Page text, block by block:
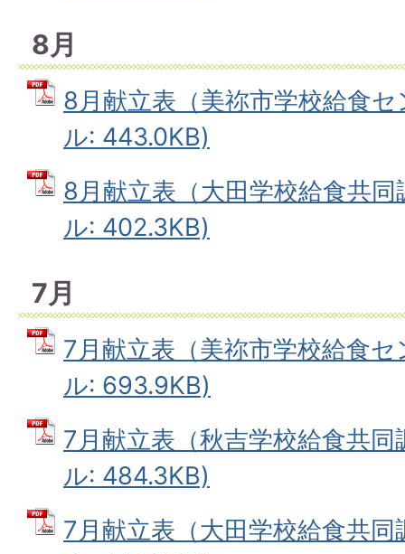
8月
8月献立表（美祢市学校給食
ル: 443.0KB)
8月献立表（大田学校給食共
ル: 402.3KB)
7月
7月献立表（美祢市学校給食
ル: 693.9KB)
7月献立表（秋吉学校給食共
ル: 484.3KB)
7月献立表（大田学校給食共